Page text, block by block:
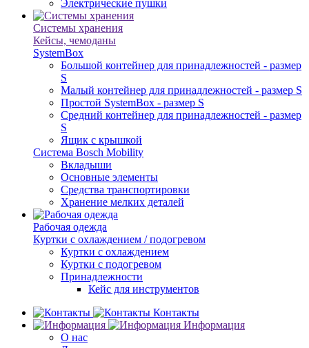
Электрические пушки
Системы хранения
Кейсы, чемоданы
SystemBox
Большой контейнер для принадлежностей - размер
S
Малый контейнер для принадлежностей - размер S
Простой SystemBox - размер S
Средний контейнер для принадлежностей - размер
S
Ящик с крышкой
Система Bosch Mobility
Вкладыши
Основные элементы
Средства транспортировки
Хранение мелких деталей
Рабочая одежда
Куртки с охлаждением / подогревом
Куртки с охлаждением
Куртки с подогревом
Принадлежности
Кейс для инструментов
Контакты
Информация
О нас